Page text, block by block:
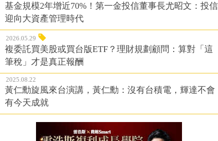
基金規模2年增近70%！第一金投信董事長尤昭文：投信
迎向大資產管理時代
2026.05.29
複委託買美股或買台版ETF？理財規劃顧問：算對「這
筆稅」才是真正報酬
2025.08.22
黃仁勳旋風來台演講，黃仁勳：沒有台積電，輝達不會
有今天成就